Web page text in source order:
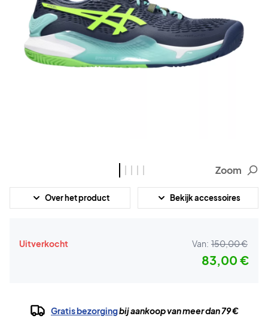
Zoom
Over het product Bekijk accessoires
Uitverkocht Van: 150,00 €
83,00 €
Gratis bezorgingbij aankoop van meer dan 79 €